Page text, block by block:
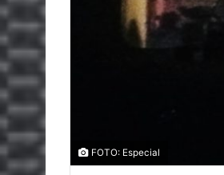
FOTO: Especial